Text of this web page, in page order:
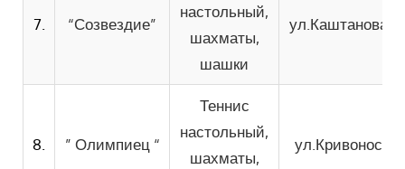
7. “Созвездие”
настольный,
шахматы,
шашки
ул.Каштановая,
8. ” Олимпиец “
Теннис
настольный,
шахматы,
ул.Кривоноса,